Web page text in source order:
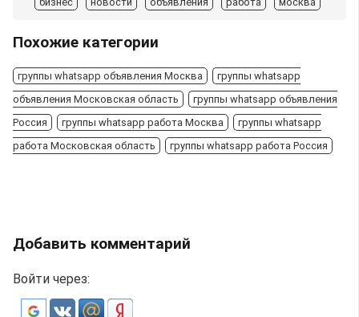
Похожие категории
группы whatsapp объявления Москва
группы whatsapp
объявления Московская область
группы whatsapp объявления
Россия
группы whatsapp работа Москва
группы whatsapp
работа Московская область
группы whatsapp работа Россия
Добавить комментарий
Войти через: